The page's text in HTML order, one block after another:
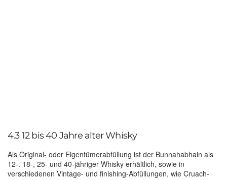
4.3 12 bis 40 Jahre alter Whisky
Als Original- oder Eigentümerabfüllung ist der Bunnahabhain als
12-. 18-, 25- und 40-jähriger Whisky erhältlich, sowie in
verschiedenen Vintage- und finishing-Abfüllungen, wie Cruach-